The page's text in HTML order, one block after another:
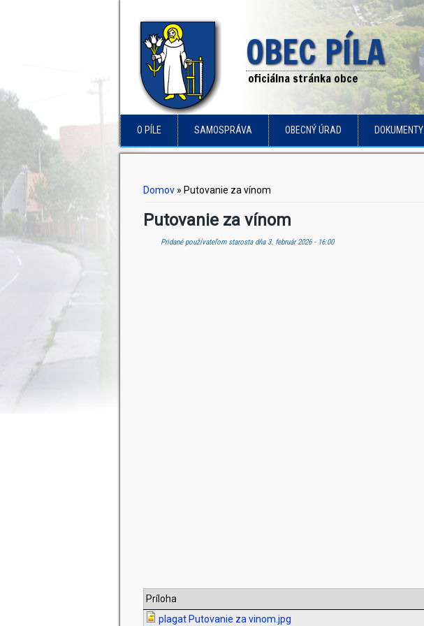
OBEC PÍLA
oficiálna stránka obce
O PÍLE SAMOSPRÁVA OBECNÝ ÚRAD DOKUMENTY
Nachádzate sa tu
Domov » Putovanie za vínom
Putovanie za vínom
Pridané používateľom starostadňa 3. február 2026 - 16:00
Príloha
plagat Putovanie za vinom.jpg